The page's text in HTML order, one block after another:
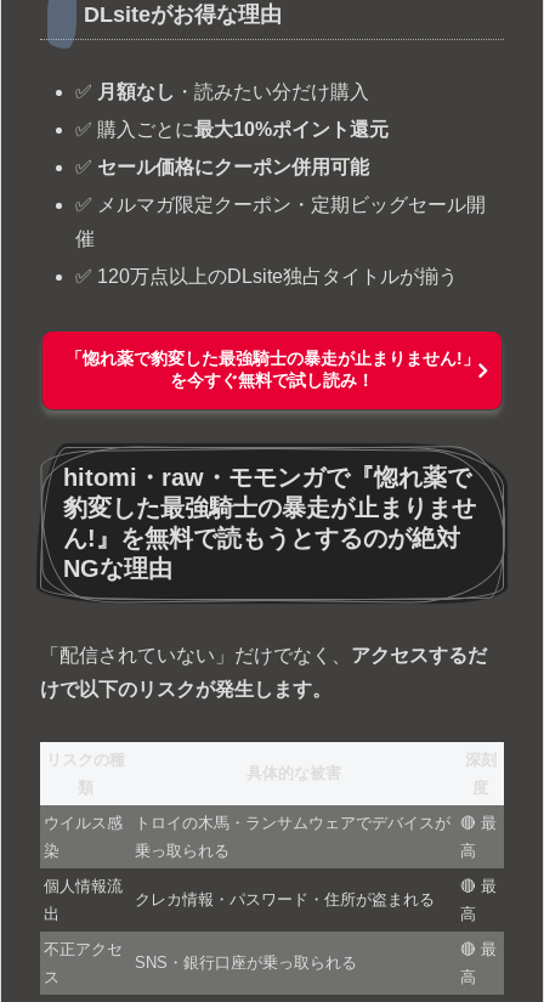
DLsiteがお得な理由
✅ 月額なし ・読みたい分だけ購入
✅ 購入ごとに最大10%ポイント還元
✅ セール価格にクーポン併用可能
✅ メルマガ限定クーポン・定期ビッグセール開
催
✅ 120万点以上のDLsite独占タイトルが揃う
「惚れ薬で豹変した最強騎士の暴走が止まりません!」
を今すぐ無料で試し読み！
hitomi・raw・モモンガで『惚れ薬で
豹変した最強騎士の暴走が止まりませ
ん!』を無料で読もうとするのが絶対
NGな理由
「配信されていない」だけでなく、 アクセスするだ
けで以下のリスクが発生します。
リスクの種
類
具体的な被害
深刻
度
ウイルス感
染
トロイの木馬・ランサムウェアでデバイスが
乗っ取られる
🔴 最
高
個人情報流
出
クレカ情報・パスワード・住所が盗まれる
🔴 最
高
不正アクセ
ス
SNS・銀行口座が乗っ取られる
🔴 最
高